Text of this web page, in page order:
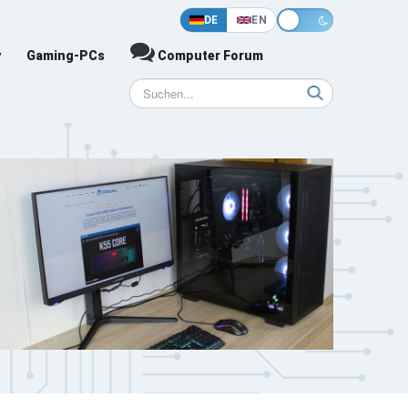
DE EN
Gaming-PCs Computer Forum